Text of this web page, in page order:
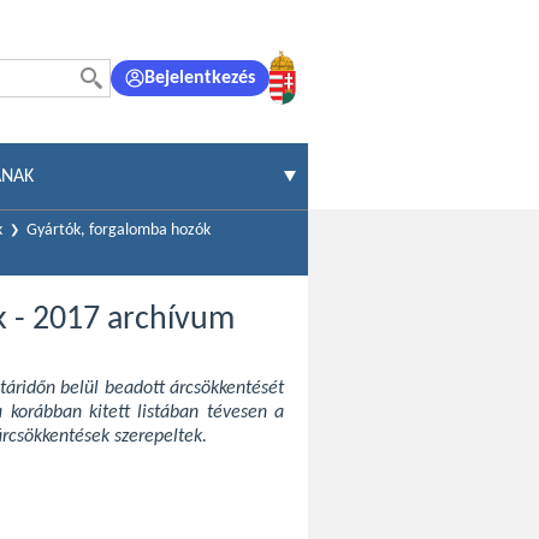
Bejelentkezés
Gyártók, forgalomba hozók
- 2017 archívum
belül beadott árcsökkentését
korábban kitett listában tévesen a
szerepeltek.